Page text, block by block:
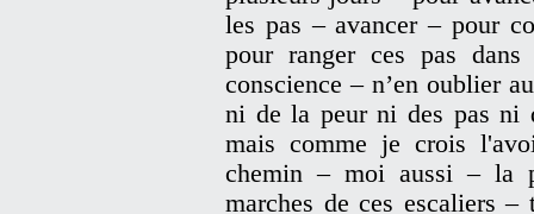
les pas – avancer – pour
pour ranger ces pas dans
conscience – n’en oublier
ni de la peur ni des pas ni
mais comme je crois
chemin – moi aussi – la
marches de ces escaliers